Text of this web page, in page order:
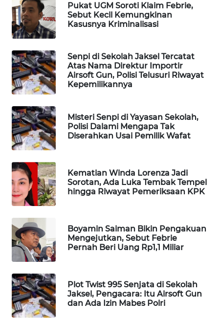
Pukat UGM Soroti Klaim Febrie,
Sebut Kecil Kemungkinan
Kasusnya Kriminalisasi
Senpi di Sekolah Jaksel Tercatat
Atas Nama Direktur Importir
Airsoft Gun, Polisi Telusuri Riwayat
Kepemilikannya
Misteri Senpi di Yayasan Sekolah,
Polisi Dalami Mengapa Tak
Diserahkan Usai Pemilik Wafat
Kematian Winda Lorenza Jadi
Sorotan, Ada Luka Tembak Tempel
hingga Riwayat Pemeriksaan KPK
Boyamin Saiman Bikin Pengakuan
Mengejutkan, Sebut Febrie
Pernah Beri Uang Rp1,1 Miliar
Plot Twist 995 Senjata di Sekolah
Jaksel, Pengacara: Itu Airsoft Gun
dan Ada Izin Mabes Polri
WAHANA
PERSONA
WAHANA
OTOMOTIF
WAHANA
HEALTH
WAHANA
DESA
WISATA
LAPAK
WAHANA
Wahana
Network
KONSUMEN
LISTRIK
KELISTRIKAN
WALINKI
ID